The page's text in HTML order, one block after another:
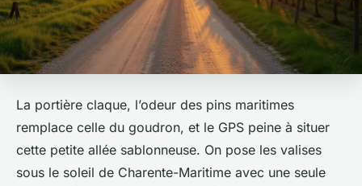
La portière claque, l’odeur des pins maritimes
remplace celle du goudron, et le GPS peine à situer
cette petite allée sablonneuse. On pose les valises
sous le soleil de Charente-Maritime avec une seule